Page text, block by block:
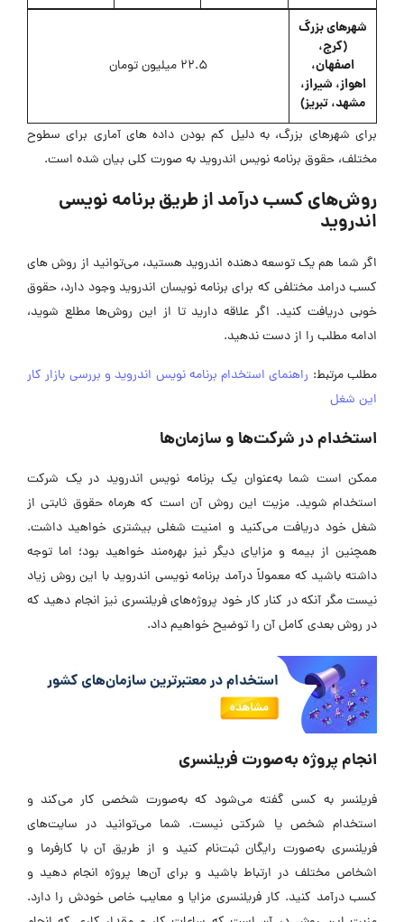
شهرهای بزرگ
(کرج،
اصفهان،
اهواز، شیراز،
مشهد، تبریز)
22.5 میلیون تومان
برای شهرهای بزرگ، به دلیل کم بودن داده های آماری برای سطوح
مختلف، حقوق برنامه نویس اندروید به صورت کلی بیان شده است.
روش‌های کسب درآمد از طریق برنامه نویسی
اندروید
اگر شما هم یک توسعه دهنده اندروید هستید، می‌توانید از روش های
کسب درامد مختلفی که برای برنامه نویسان اندروید وجود دارد، حقوق
خوبی دریافت کنید. اگر علاقه دارید تا از این روش‌ها مطلع شوید،
ادامه مطلب را از دست ندهید.
مطلب مرتبط: راهنمای استخدام برنامه نویس اندروید و بررسی بازار کار
این شغل
استخدام در شرکت‌ها و سازمان‌ها
ممکن است شما به‌عنوان یک برنامه نویس اندروید در یک شرکت
استخدام شوید. مزیت این روش آن است که هرماه حقوق ثابتی از
شغل خود دریافت می‌کنید و امنیت شغلی بیشتری خواهید داشت.
همچنین از بیمه و مزایای دیگر نیز بهره‌مند خواهید بود؛ اما توجه
داشته باشید که معمولاً درآمد برنامه نویسی اندروید با این روش زیاد
نیست مگر آنکه در کنار کار خود پروژه‌های فریلنسری نیز انجام دهید که
در روش بعدی کامل آن را توضیح خواهیم داد.
انجام پروژه به‌صورت فریلنسری
فریلنسر به کسی گفته می‌شود که به‌صورت شخصی کار می‌کند و
استخدام شخص یا شرکتی نیست. شما می‌توانید در سایت‌های
فریلنسری به‌صورت رایگان ثبت‌نام کنید و از طریق آن با کارفرما و
اشخاص مختلف در ارتباط باشید و برای آن‌ها پروژه انجام دهید و
کسب درآمد کنید. کار فریلنسری مزایا و معایب خاص خودش را دارد.